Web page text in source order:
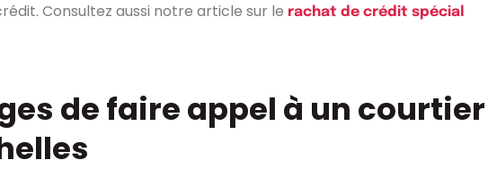
Consultez aussi notre article sur le rachat de crédit spécial
de faire appel à un courtier